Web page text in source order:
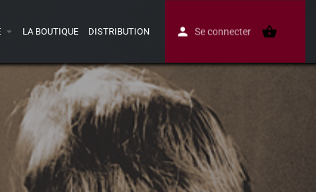
LA BOUTIQUE DISTRIBUTION Se connecter